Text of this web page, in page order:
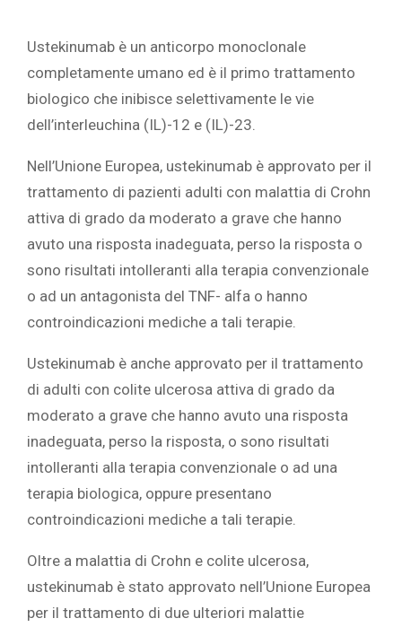
Ustekinumab è un anticorpo monoclonale
completamente umano ed è il primo trattamento
biologico che inibisce selettivamente le vie
dell’interleuchina (IL)-12 e (IL)-23.
Nell’Unione Europea, ustekinumab è approvato per il
trattamento di pazienti adulti con malattia di Crohn
attiva di grado da moderato a grave che hanno
avuto una risposta inadeguata, perso la risposta o
sono risultati intolleranti alla terapia convenzionale
o ad un antagonista del TNF- alfa o hanno
controindicazioni mediche a tali terapie.
Ustekinumab è anche approvato per il trattamento
di adulti con colite ulcerosa attiva di grado da
moderato a grave che hanno avuto una risposta
inadeguata, perso la risposta, o sono risultati
intolleranti alla terapia convenzionale o ad una
terapia biologica, oppure presentano
controindicazioni mediche a tali terapie.
Oltre a malattia di Crohn e colite ulcerosa,
ustekinumab è stato approvato nell’Unione Europea
per il trattamento di due ulteriori malattie